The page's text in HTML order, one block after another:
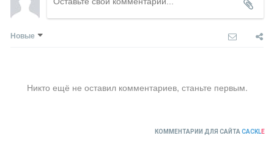
Новые
Никто ещё не оставил комментариев, станьте первым.
КОММЕНТАРИИ ДЛЯ САЙТАCACKLE